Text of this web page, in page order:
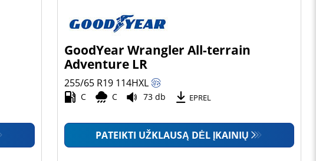
GoodYear Wrangler All-terrain
Adventure LR
255/65 R19 114HXL
C C 73 db EPREL
PATEIKTI UŽKLAUSĄ DĖL ĮKAINIŲ